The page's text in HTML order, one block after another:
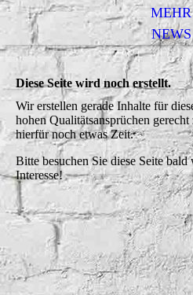
MEHR
NEWS
Diese Seite wird noch erstellt.
Wir erstellen gerade Inhalte für
hohen Qualitätsansprüchen
hierfür noch etwas Zeit.
Bitte besuchen Sie diese Seite
Interesse!